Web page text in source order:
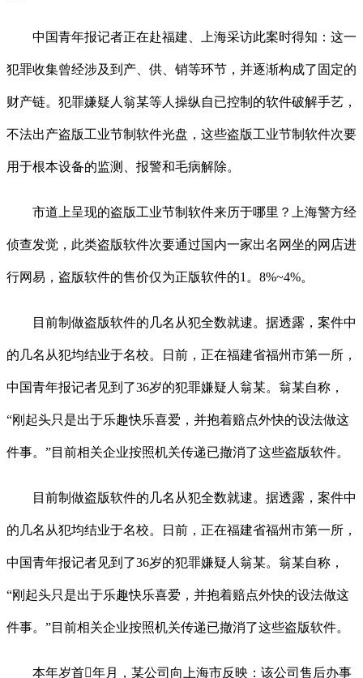
中国青年报记者正在赴福建、上海采访此案时得知：这一
犯罪收集曾经涉及到产、供、销等环节，并逐渐构成了固定的
财产链。犯罪嫌疑人翁某等人操纵自已控制的软件破解手艺，
不法出产盗版工业节制软件光盘，这些盗版工业节制软件次要
用于根本设备的监测、报警和毛病解除。
市道上呈现的盗版工业节制软件来历于哪里？上海警方经
侦查发觉，此类盗版软件次要通过国内一家出名网坐的网店进
行网易，盗版软件的售价仅为正版软件的1。8%~4%。
目前制做盗版软件的几名从犯全数就逮。据透露，案件中
的几名从犯均结业于名校。日前，正在福建省福州市第一所，
中国青年报记者见到了36岁的犯罪嫌疑人翁某。翁某自称，
“刚起头只是出于乐趣快乐喜爱，并抱着赔点外快的设法做这
件事。”目前相关企业按照机关传递已撤消了这些盗版软件。
目前制做盗版软件的几名从犯全数就逮。据透露，案件中
的几名从犯均结业于名校。日前，正在福建省福州市第一所，
中国青年报记者见到了36岁的犯罪嫌疑人翁某。翁某自称，
“刚起头只是出于乐趣快乐喜爱，并抱着赔点外快的设法做这
件事。”目前相关企业按照机关传递已撤消了这些盗版软件。
本年岁首年月，某公司向上海市反映：该公司售后办事